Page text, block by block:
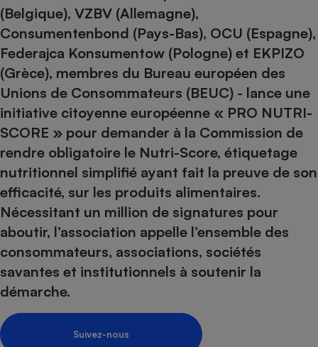
(Belgique), VZBV (Allemagne),
Consumentenbond (Pays-Bas), OCU (Espagne),
Federajca Konsumentow (Pologne) et EKPIZO
(Grèce), membres du Bureau européen des
Unions de Consommateurs (BEUC) - lance une
initiative citoyenne européenne « PRO NUTRI-
SCORE » pour demander à la Commission de
rendre obligatoire le Nutri-Score, étiquetage
nutritionnel simplifié ayant fait la preuve de son
efficacité, sur les produits alimentaires.
Nécessitant un million de signatures pour
aboutir, l’association appelle l’ensemble des
consommateurs, associations, sociétés
savantes et institutionnels à soutenir la
démarche.
Suivez-nous
Sécurité - Hygiène
Supermarché - Drive
Assurance
Banque - Crédit
Epargne - Fiscalité
Mutuelle
Circulation routière
Contrôle technique -
Pièce détachée
Moto
Comparateur auto
Supermarché - Drive
Comparatif
Comparatif plaque à
Comparatif hotte
Comparatif climatiseur
Comparatif aspirateur
Comparatif aspirateur
Comparatif cafetière
Comparatif robot cuiseur
Comparatif centrale
Gros électroménager
Petit électroménager -
Électricité - Gaz
Comparatif casque audio
Comparatif barre de son
Comparatif imprimante
Comparatif ordinateur
Comparatif ultrabook
Comparatif tablette
Image et son
Informatique
Téléphonie
Crédit immobilier
Comparatif tondeuse
Comparatif poêle à
Comparatif radiateur
Aménagement
Bricolage - Jardinage
Chauffage
Produit d'entretien
Sécurité domestique
Hygiène - Beauté
Maladie - Médecine -
Système de santé -
Maison de retraite
Retraite
Choisir son fioul
Choisir son pellet
Comparateur assurance emprunteur
Energie Moins Chère Ensemble
Tous les comparateurs
Toutes les cartes interactives
Speedtest - Testez le débit de votre
connexion Internet